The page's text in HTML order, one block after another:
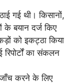
गई थी। किसानों,
के बयान दर्ज किए
को इकट्ठा किया
का संकलन
करने के लिए